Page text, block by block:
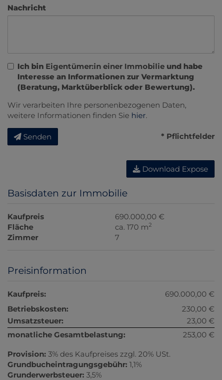
Nachricht
Ich bin Eigentümer:in einer Immobilie und habe
Interesse an Informationen zur Vermarktung
(Beratung, Marktüberblick oder Bewertung).
Wir verarbeiten Ihre personenbezogenen Daten,
weitere Informationen finden Sie hier.
Senden * Pflichtfelder
Download Expose
Basisdaten zur Immobilie
Kaufpreis
690.000,00 €
Fläche
ca. 170 m2
Zimmer 7
Preisinformation
Kaufpreis:
690.000,00 €
Betriebskosten:
230,00 €
Umsatzsteuer:
23,00 €
monatliche Gesamtbelastung:
253,00 €
Provision: 3% des Kaufpreises zzgl. 20% USt.
Grundbucheintragungsgebühr: 1,1%
Grunderwerbsteuer: 3,5%